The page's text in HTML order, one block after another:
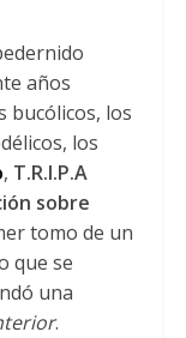
años
bucólicos, los
los
, T.R.I.P.A
sobre
tomo de un
que se
una
.